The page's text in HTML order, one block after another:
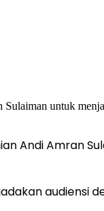
Andi Amran
audiensi